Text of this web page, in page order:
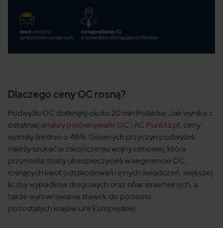
Dlaczego ceny OC rosną?
Podwyżki OC dotknęły około 20 mln Polaków. Jak wynika z
ostatniej analizy porównywarki OC i AC Punkta.pl, ceny
wzrosły średnio o 48%. Głównych przyczyn podwyżek
należy szukać w zakończeniu wojny cenowej, która
przyniosła straty ubezpieczycieli w segmencie OC,
rosnących kwot odszkodowań i innych świadczeń, większej
liczby wypadków drogowych oraz ofiar śmiertelnych, a
także wyrównywania stawek do poziomu
pozostałych krajów Unii Europejskiej.